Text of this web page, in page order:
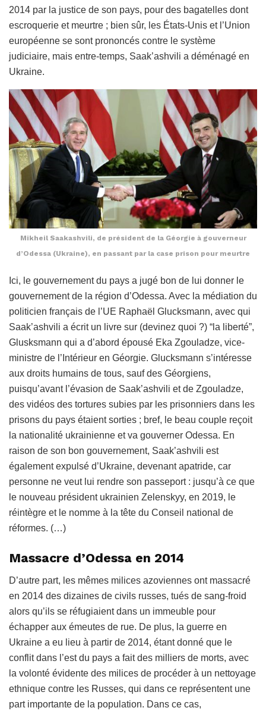
2014 par la justice de son pays, pour des bagatelles dont
escroquerie et meurtre ; bien sûr, les États-Unis et l’Union
européenne se sont prononcés contre le système
judiciaire, mais entre-temps, Saak’ashvili a déménagé en
Ukraine.
Mikheil Saakashvili, de président de la Géorgie à gouverneur
d’Odessa (Ukraine), en passant par la case prison pour meurtre
Ici, le gouvernement du pays a jugé bon de lui donner le
gouvernement de la région d’Odessa. Avec la médiation du
politicien français de l’UE Raphaël Glucksmann, avec qui
Saak’ashvili a écrit un livre sur (devinez quoi ?) “la liberté”,
Glusksmann qui a d’abord épousé Eka Zgouladze, vice-
ministre de l’Intérieur en Géorgie. Glucksmann s’intéresse
aux droits humains de tous, sauf des Géorgiens,
puisqu’avant l’évasion de Saak’ashvili et de Zgouladze,
des vidéos des tortures subies par les prisonniers dans les
prisons du pays étaient sorties ; bref, le beau couple reçoit
la nationalité ukrainienne et va gouverner Odessa. En
raison de son bon gouvernement, Saak’ashvili est
également expulsé d’Ukraine, devenant apatride, car
personne ne veut lui rendre son passeport : jusqu’à ce que
le nouveau président ukrainien Zelenskyy, en 2019, le
réintègre et le nomme à la tête du Conseil national de
réformes. (…)
Massacre d’Odessa en 2014
D’autre part, les mêmes milices azoviennes ont massacré
en 2014 des dizaines de civils russes, tués de sang-froid
alors qu’ils se réfugiaient dans un immeuble pour
échapper aux émeutes de rue. De plus, la guerre en
Ukraine a eu lieu à partir de 2014, étant donné que le
conflit dans l’est du pays a fait des milliers de morts, avec
la volonté évidente des milices de procéder à un nettoyage
ethnique contre les Russes, qui dans ce représentent une
part importante de la population. Dans ce cas,